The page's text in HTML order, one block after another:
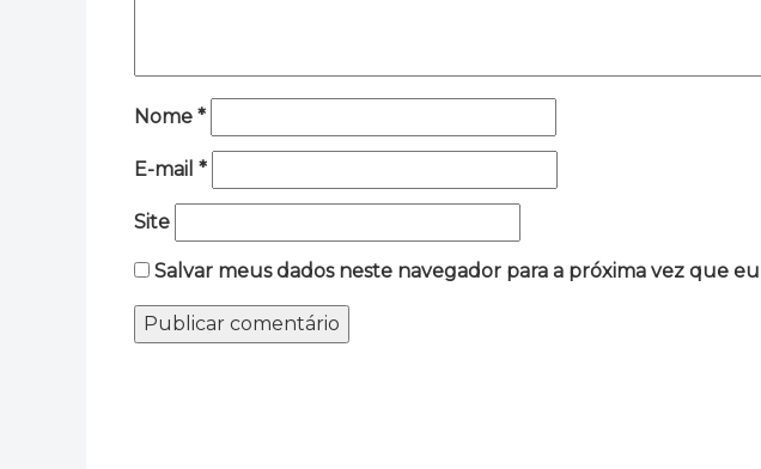
Nome *
E-mail *
Site
Salvar meus dados neste navegador para a próxima vez que